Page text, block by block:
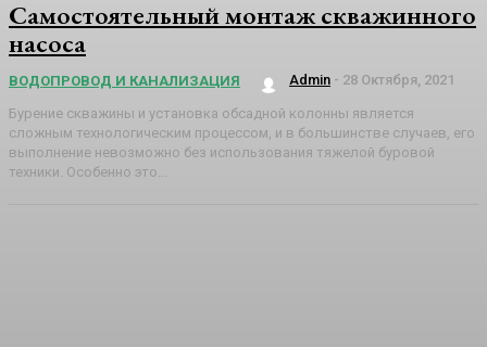
Самостоятельный монтаж скважинного
насоса
ВОДОПРОВОД И КАНАЛИЗАЦИЯ Admin - 28 Октября, 2021
Бурение скважины и установка обсадной колонны является
сложным технологическим процессом, и в большинстве случаев, его
выполнение невозможно без использования тяжелой буровой
техники. Особенно это...